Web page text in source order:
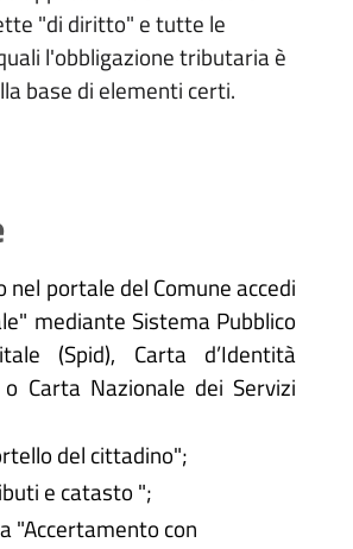
"di diritto" e tutte le
l'obbligazione tributaria è
base di elementi certi.
portale del Comune accedi
mediante Sistema Pubblico
(Spid), Carta d’Identità
Carta Nazionale dei Servizi
del cittadino";
e catasto ";
"Accertamento con